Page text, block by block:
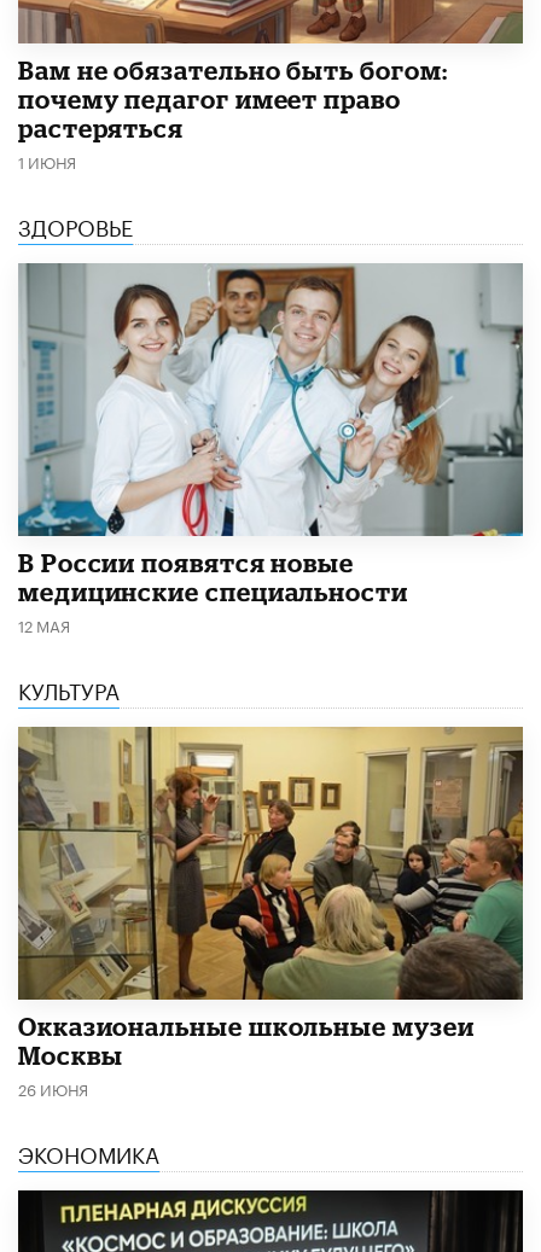
​Вам не обязательно быть богом:
почему педагог имеет право
растеряться
1 ИЮНЯ
ЗДОРОВЬЕ
В России появятся новые
медицинские специальности
12 МАЯ
КУЛЬТУРА
​Окказиональные школьные музеи
Москвы
26 ИЮНЯ
ЭКОНОМИКА